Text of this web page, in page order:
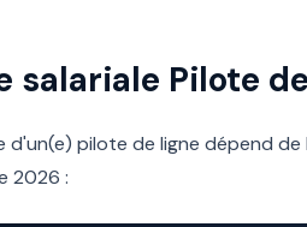
salariale Pilote
d'un(e) pilote de ligne dépend
2026 :